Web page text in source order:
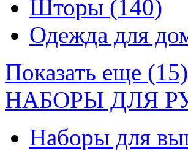
Шторы (140)
Одежда для
Показать еще (15)
НАБОРЫ ДЛЯ
Наборы для